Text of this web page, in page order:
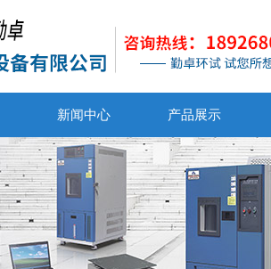
新闻中心 产品展示